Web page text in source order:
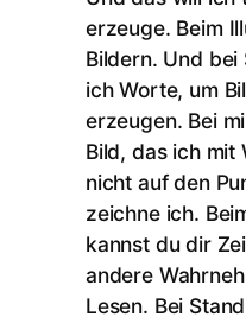
erzeuge. Beim
Bildern. Und
ich Worte, um
erzeugen. Bei
Bild, das ich mit
nicht auf den
zeichne ich.
kannst du dir
andere
Lesen. Bei